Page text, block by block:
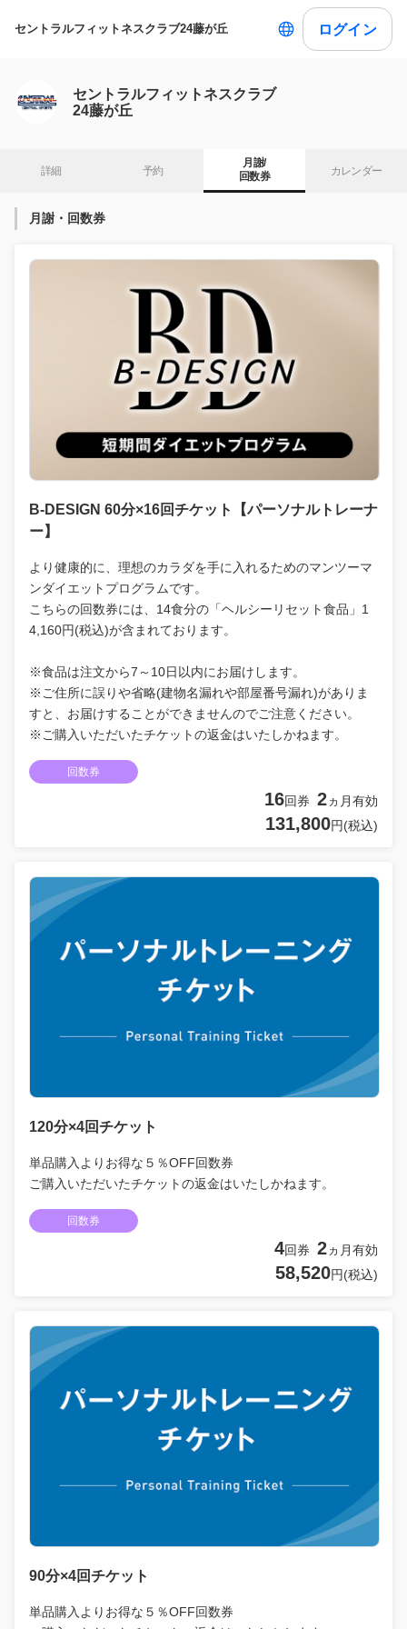
セントラルフィットネスクラブ24藤が丘 ログイン
セントラルフィットネスクラブ
24藤が丘
詳細 予約
月謝/
回数券
カレンダー
月謝・回数券
B-DESIGN 60分×16回チケット【パーソナルトレーナ
ー】
より健康的に、理想のカラダを手に入れるためのマンツーマ
ンダイエットプログラムです。
こちらの回数券には、14食分の「ヘルシーリセット食品」1
4,160円(税込)が含まれております。
※食品は注文から7～10日以内にお届けします。
※ご住所に誤りや省略(建物名漏れや部屋番号漏れ)がありま
すと、お届けすることができませんのでご注意ください。
※ご購入いただいたチケットの返金はいたしかねます。
回数券
16回券 2ヵ月有効
131,800円(税込)
120分×4回チケット
単品購入よりお得な５％OFF回数券
ご購入いただいたチケットの返金はいたしかねます。
回数券
4回券 2ヵ月有効
58,520円(税込)
90分×4回チケット
単品購入よりお得な５％OFF回数券